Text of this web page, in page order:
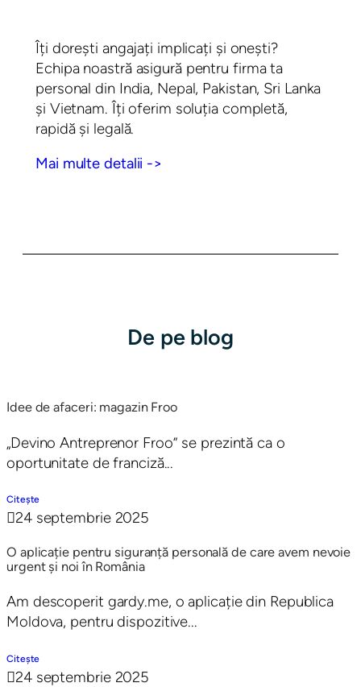
Îți dorești angajați implicați și onești?
Echipa noastră asigură pentru firma ta
personal din India, Nepal, Pakistan, Sri Lanka
și Vietnam. Îți oferim soluția completă,
rapidă și legală.
Mai multe detalii ->
De pe blog
Idee de afaceri: magazin Froo
„Devino Antreprenor Froo” se prezintă ca o
oportunitate de franciză...
Citește
24 septembrie 2025
O aplicație pentru siguranță personală de care avem nevoie
urgent și noi în România
Am descoperit gardy.me, o aplicație din Republica
Moldova, pentru dispozitive...
Citește
24 septembrie 2025